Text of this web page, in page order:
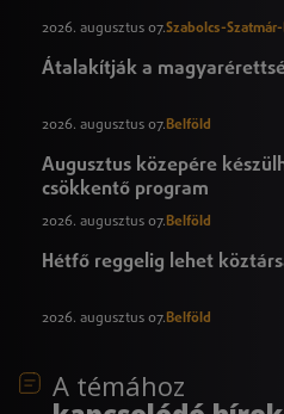
2026. augusztus 07.Szabolcs-
Átalakítják a
2026. augusztus 07.Belföld
Augusztus közepére
csökkentő program
2026. augusztus 07.Belföld
Hétfő reggelig lehet
2026. augusztus 07.Belföld
A témához